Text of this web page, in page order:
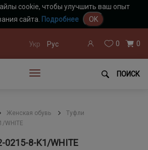
cookie, чтобы улучшить ваш опыт
сайта. Подробнее OK
Укр Рус 0 0
ПОИСК
Женская обувь
Туфли
WHITE
0215-8-K1/WHITE